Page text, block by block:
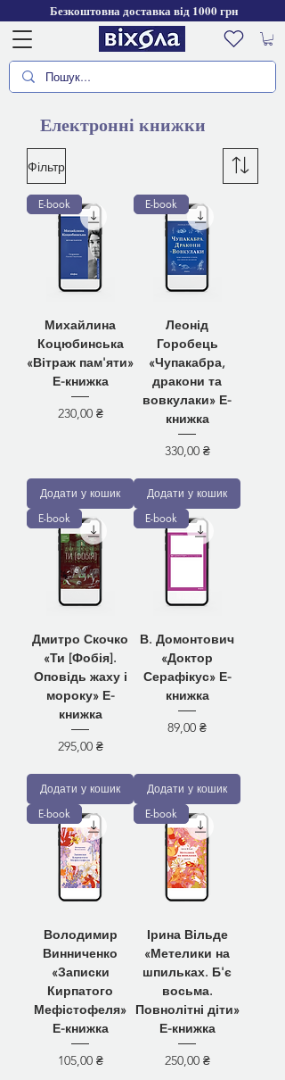
Безкоштовна доставка від 1000 грн
Електронні книжки
Фільтр
E-book
Михайлина
Коцюбинська
«Вітраж пам'яти»
Е-книжка
Ціна
230,00 ₴
Додати у кошик
E-book
Леонід
Горобець
«Чупакабра,
дракони та
вовкулаки» Е-
книжка
Ціна
330,00 ₴
Додати у кошик
E-book
Дмитро Скочко
«Ти [Фобія].
Оповідь жаху і
мороку» Е-
книжка
Ціна
295,00 ₴
Додати у кошик
E-book
В. Домонтович
«Доктор
Серафікус» Е-
книжка
Ціна
89,00 ₴
Додати у кошик
E-book
Володимир
Винниченко
«Записки
Кирпатого
Мефістофеля»
Е-книжка
Ціна
105,00 ₴
E-book
Ірина Вільде
«Метелики на
шпильках. Б'є
восьма.
Повнолітні діти»
Е-книжка
Ціна
250,00 ₴